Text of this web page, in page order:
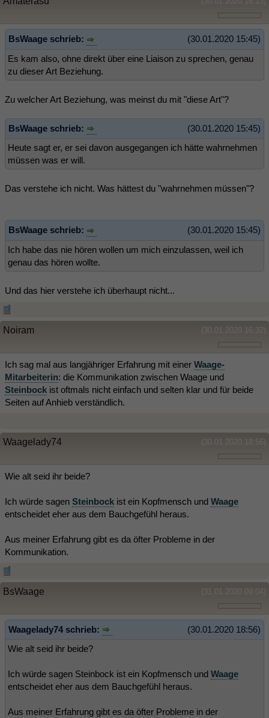
(30.01.2020 15:45)
BsWaage schrieb:
Es kam also, ohne direkt über eine Liaison zu sprechen, genau
zu dieser Art Beziehung.
Zu welcher Art Beziehung, was meinst du mit "diese Art"?
(30.01.2020 15:45)
BsWaage schrieb:
Heute sagt er, er sei davon ausgegangen ich hätte wahrnehmen
müssen was er will.
Das verstehe ich nicht. Was hättest du "wahrnehmen müssen"?
(30.01.2020 15:45)
BsWaage schrieb:
Ich habe das nie hören wollen um mich einzulassen, weil ich
genau das hören wollte.
Und das hier verstehe ich überhaupt nicht...
(30.01.2020 16:32)
Noiram
Ich sag mal aus langjähriger Erfahrung mit einer Waage-
Mitarbeiterin: die Kommunikation zwischen Waage und
Steinbock ist oftmals nicht einfach und selten klar und für beide
Seiten auf Anhieb verständlich.
(30.01.2020 18:56)
Waagelady74
Wie alt seid ihr beide?
Ich würde sagen Steinbock ist ein Kopfmensch und Waage
entscheidet eher aus dem Bauchgefühl heraus.
Aus meiner Erfahrung gibt es da öfter Probleme in der
Kommunikation.
(31.01.2020 09:04)
BsWaage
(30.01.2020 18:56)
Waagelady74 schrieb:
Wie alt seid ihr beide?
Ich würde sagen Steinbock ist ein Kopfmensch und Waage
entscheidet eher aus dem Bauchgefühl heraus.
Aus meiner Erfahrung gibt es da öfter Probleme in der